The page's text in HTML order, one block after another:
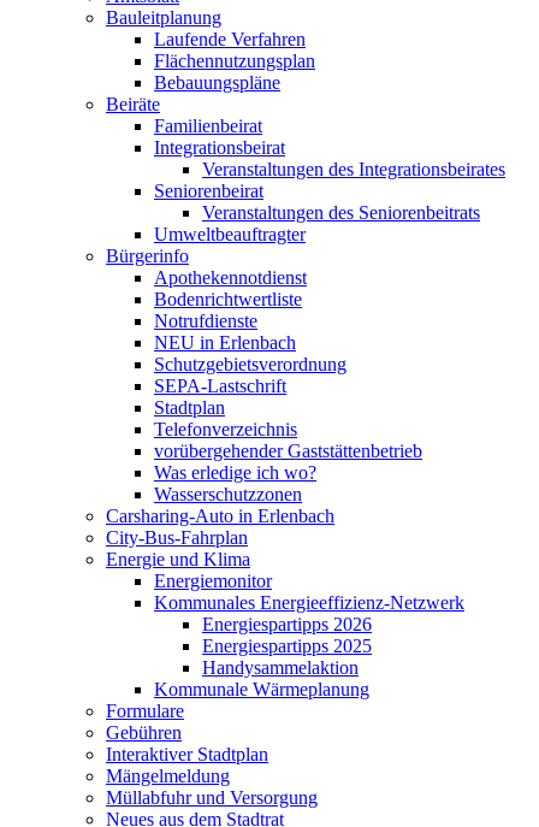
Bauleitplanung
Laufende Verfahren
Flächennutzungsplan
Bebauungspläne
Beiräte
Familienbeirat
Integrationsbeirat
Veranstaltungen des Integrationsbeirates
Seniorenbeirat
Veranstaltungen des Seniorenbeitrats
Umweltbeauftragter
Bürgerinfo
Apothekennotdienst
Bodenrichtwertliste
Notrufdienste
NEU in Erlenbach
Schutzgebietsverordnung
SEPA-Lastschrift
Stadtplan
Telefonverzeichnis
vorübergehender Gaststättenbetrieb
Was erledige ich wo?
Wasserschutzzonen
Carsharing-Auto in Erlenbach
City-Bus-Fahrplan
Energie und Klima
Energiemonitor
Kommunales Energieeffizienz-Netzwerk
Energiespartipps 2026
Energiespartipps 2025
Handysammelaktion
Kommunale Wärmeplanung
Formulare
Gebühren
Interaktiver Stadtplan
Mängelmeldung
Müllabfuhr und Versorgung
Neues aus dem Stadtrat